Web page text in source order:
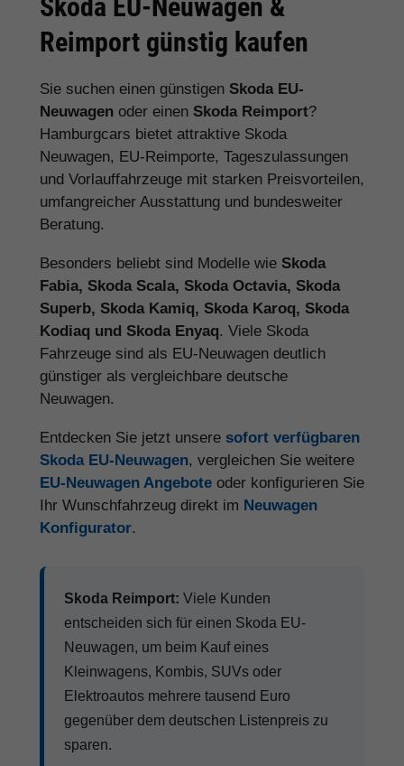
Skoda EU-Neuwagen &
Reimport günstig kaufen
Sie suchen einen günstigen Skoda EU-
Neuwagen oder einen Skoda Reimport?
Hamburgcars bietet attraktive Skoda
Neuwagen, EU-Reimporte, Tageszulassungen
und Vorlauffahrzeuge mit starken Preisvorteilen,
umfangreicher Ausstattung und bundesweiter
Beratung.
Besonders beliebt sind Modelle wie Skoda
Fabia, Skoda Scala, Skoda Octavia, Skoda
Superb, Skoda Kamiq, Skoda Karoq, Skoda
Kodiaq und Skoda Enyaq. Viele Skoda
Fahrzeuge sind als EU-Neuwagen deutlich
günstiger als vergleichbare deutsche
Neuwagen.
Entdecken Sie jetzt unsere sofort verfügbaren
Skoda EU-Neuwagen, vergleichen Sie weitere
EU-Neuwagen Angebote oder konfigurieren Sie
Ihr Wunschfahrzeug direkt im Neuwagen
Konfigurator.
Skoda Reimport: Viele Kunden
entscheiden sich für einen Skoda EU-
Neuwagen, um beim Kauf eines
Kleinwagens, Kombis, SUVs oder
Elektroautos mehrere tausend Euro
gegenüber dem deutschen Listenpreis zu
sparen.